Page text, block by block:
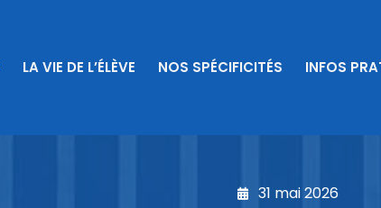
LA VIE DE L’ÉLÈVE NOS SPÉCIFICITÉS INFOS
31 mai 2026